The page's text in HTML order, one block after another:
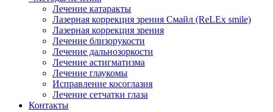
Лечение катаракты
Лазерная коррекция зрения Смайл (ReLEx smile)
Лазерная коррекция зрения
Лечение близорукости
Лечение дальнозоркости
Лечение астигматизма
Лечение глаукомы
Исправление косоглазия
Лечение сетчатки глаза
Контакты